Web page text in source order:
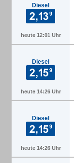
Diesel
heute 12:01 Uhr
Diesel
heute 14:26 Uhr
Diesel
heute 14:26 Uhr